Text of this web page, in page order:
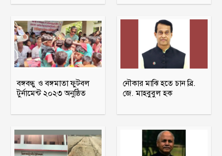
বঙ্গবন্ধু ও বঙ্গমাতা ফুটবল
টুর্নামেন্ট ২০২৩ অনুষ্ঠিত
নৌকার মাঝি হতে চান ব্রি.
জে. মাহবুবুল হক